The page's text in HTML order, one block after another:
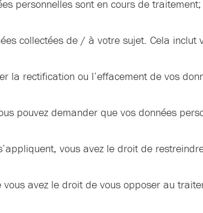
personnelles sont en cours de
collectées de / à votre sujet. Cela
la rectification ou l’effacement de vos
pouvez demander que vos données
vous avez le droit de
avez le droit de vous opposer au